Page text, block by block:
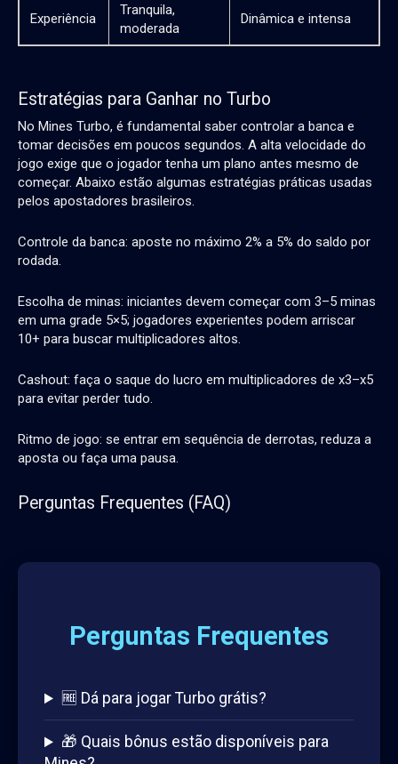
Experiência
Tranquila,
moderada
Dinâmica e intensa
Estratégias para Ganhar no Turbo
No Mines Turbo, é fundamental saber controlar a banca e
tomar decisões em poucos segundos. A alta velocidade do
jogo exige que o jogador tenha um plano antes mesmo de
começar. Abaixo estão algumas estratégias práticas usadas
pelos apostadores brasileiros.
Controle da banca: aposte no máximo 2% a 5% do saldo por
rodada.
Escolha de minas: iniciantes devem começar com 3–5 minas
em uma grade 5×5; jogadores experientes podem arriscar
10+ para buscar multiplicadores altos.
Cashout: faça o saque do lucro em multiplicadores de x3–x5
para evitar perder tudo.
Ritmo de jogo: se entrar em sequência de derrotas, reduza a
aposta ou faça uma pausa.
Perguntas Frequentes (FAQ)
Perguntas Frequentes
🆓 Dá para jogar Turbo grátis?
🎁 Quais bônus estão disponíveis para